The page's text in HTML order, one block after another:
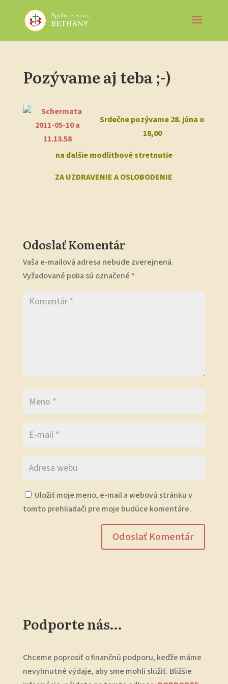
Pozývame aj teba ;-)
Srdečne pozývame28. júna o
18,00
na ďalšiemodlitbové stretnutie
ZA UZDRAVENIE A OSLOBODENIE
Odoslať Komentár
Vaša e-mailová adresa nebude zverejnená.
Vyžadované polia sú označené *
Uložiť moje meno, e-mail a webovú stránku v
tomto prehliadači pre moje budúce komentáre.
Podporte nás…
Chceme poprosiť o finančnú podporu, keďže máme
nevyhnutné výdaje, aby sme mohli slúžiť. Bližšie